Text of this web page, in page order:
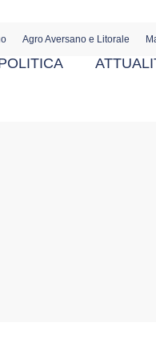
Agro Aversano e Litorale